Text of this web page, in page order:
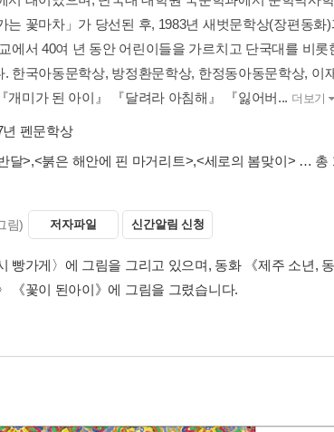
는 꽃마차」가 당선된 후, 1983년 새벗문학상(장편동
에서 40여 년 동안 어린이들을 가르치고 단국대를 비
. 한국아동문학상, 방정환문학상, 한정동아동문학상,
개미가 된 아이』 『달려라 아침해』 『잃어버... 더보기
년 펜문학상
달>,<붉은 해안에 핀 마거리트>,<세로의 봄맞이> … 총
림) 저자파일 신간알림 신청
빵가게〉에 그림을 그리고 있으며, 동화 《제주 소년,
《꽃이 된아이》에 그림을 그렸습니다.